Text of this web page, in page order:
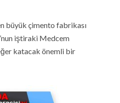
büyük çimento fabrikası
iştiraki Medcem
katacak önemli bir